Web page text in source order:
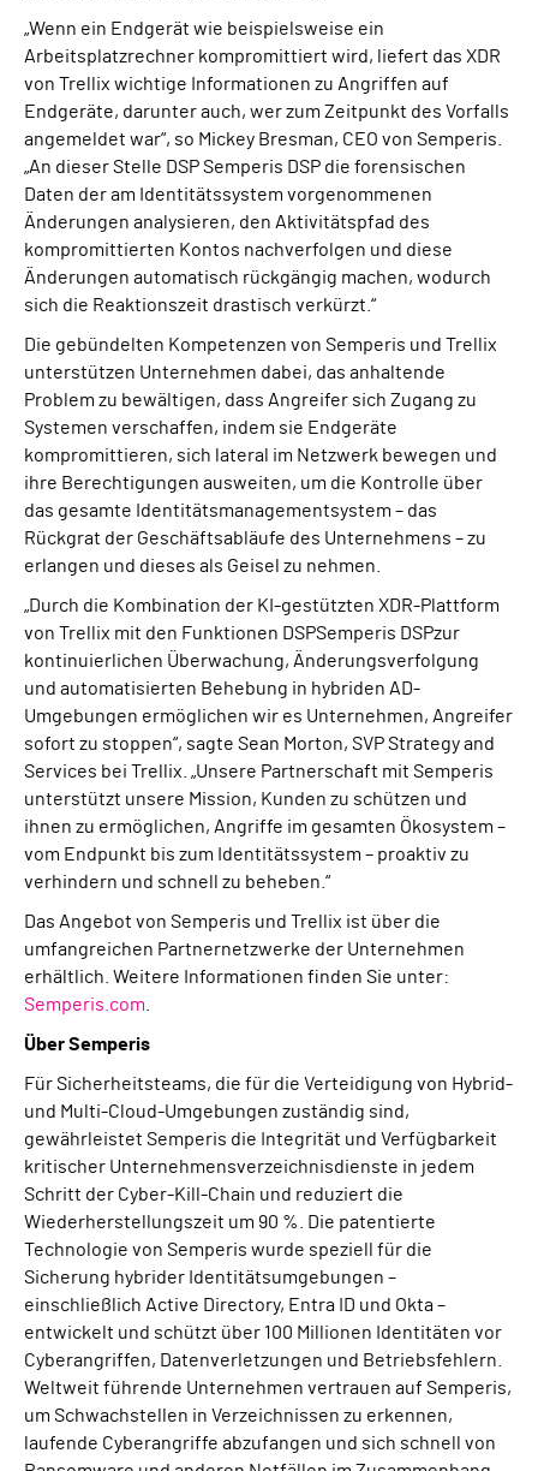
„Wenn ein Endgerät wie beispielsweise ein
Arbeitsplatzrechner kompromittiert wird, liefert das XDR
von Trellix wichtige Informationen zu Angriffen auf
Endgeräte, darunter auch, wer zum Zeitpunkt des Vorfalls
angemeldet war“, so Mickey Bresman, CEO von Semperis.
„An dieser Stelle DSP Semperis DSP die forensischen
Daten der am Identitätssystem vorgenommenen
Änderungen analysieren, den Aktivitätspfad des
kompromittierten Kontos nachverfolgen und diese
Änderungen automatisch rückgängig machen, wodurch
sich die Reaktionszeit drastisch verkürzt.“
Die gebündelten Kompetenzen von Semperis und Trellix
unterstützen Unternehmen dabei, das anhaltende
Problem zu bewältigen, dass Angreifer sich Zugang zu
Systemen verschaffen, indem sie Endgeräte
kompromittieren, sich lateral im Netzwerk bewegen und
ihre Berechtigungen ausweiten, um die Kontrolle über
das gesamte Identitätsmanagementsystem – das
Rückgrat der Geschäftsabläufe des Unternehmens – zu
erlangen und dieses als Geisel zu nehmen.
„Durch die Kombination der KI-gestützten XDR-Plattform
von Trellix mit den Funktionen DSPSemperis DSPzur
kontinuierlichen Überwachung, Änderungsverfolgung
und automatisierten Behebung in hybriden AD-
Umgebungen ermöglichen wir es Unternehmen, Angreifer
sofort zu stoppen“, sagte Sean Morton, SVP Strategy and
Services bei Trellix. „Unsere Partnerschaft mit Semperis
unterstützt unsere Mission, Kunden zu schützen und
ihnen zu ermöglichen, Angriffe im gesamten Ökosystem –
vom Endpunkt bis zum Identitätssystem – proaktiv zu
verhindern und schnell zu beheben.“
Das Angebot von Semperis und Trellix ist über die
umfangreichen Partnernetzwerke der Unternehmen
erhältlich. Weitere Informationen finden Sie unter:
Semperis.com
Über Semperis
Für Sicherheitsteams, die für die Verteidigung von Hybrid-
und Multi-Cloud-Umgebungen zuständig sind,
gewährleistet Semperis die Integrität und Verfügbarkeit
kritischer Unternehmensverzeichnisdienste in jedem
Schritt der Cyber-Kill-Chain und reduziert die
Wiederherstellungszeit um 90 %. Die patentierte
Technologie von Semperis wurde speziell für die
Sicherung hybrider Identitätsumgebungen –
einschließlich Active Directory, Entra ID und Okta –
entwickelt und schützt über 100 Millionen Identitäten vor
Cyberangriffen, Datenverletzungen und Betriebsfehlern.
Weltweit führende Unternehmen vertrauen auf Semperis,
um Schwachstellen in Verzeichnissen zu erkennen,
laufende Cyberangriffe abzufangen und sich schnell von